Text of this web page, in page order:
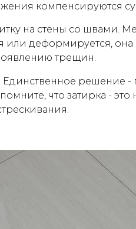
компенсируются
на стены со швами.
или деформируется, она
трещин.
решение -
что затирка -